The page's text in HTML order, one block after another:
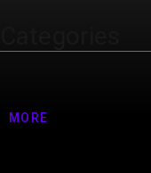
MORE